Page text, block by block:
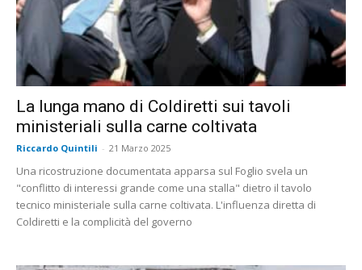
La lunga mano di Coldiretti sui tavoli
ministeriali sulla carne coltivata
Riccardo Quintili - 21 Marzo 2025
Una ricostruzione documentata apparsa sul Foglio svela un
"conflitto di interessi grande come una stalla" dietro il tavolo
tecnico ministeriale sulla carne coltivata. L'influenza diretta di
Coldiretti e la complicità del governo